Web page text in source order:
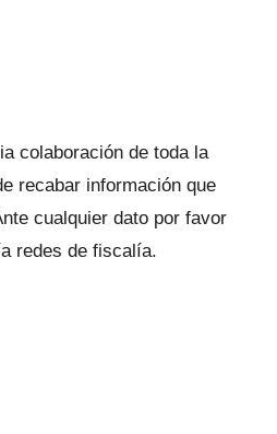
colaboración de toda la
recabar información que
cualquier dato por favor
redes de fiscalía.